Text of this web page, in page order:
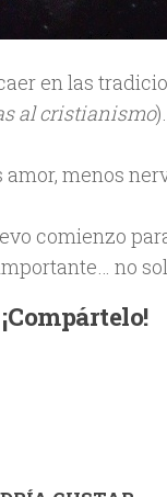
en las
al cristianismo
menos
comienzo
no